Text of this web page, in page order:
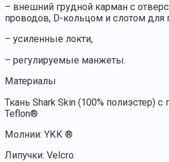
– внешний грудной карман с
проводов, D-кольцом и слотом для
– усиленные локти,
– регулируемые манжеты.
Материалы
Ткань Shark Skin (100% полиэстер)
Teflon®
Молнии: YKK ®
Липучки: Velcro